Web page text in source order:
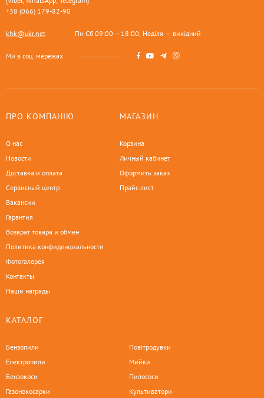
+38 (066) 179-82-90
khk@ukr.net Пн-Сб 09:00 —18:00, Неділя — вихідний
Ми в соц. мережах
ПРО КОМПАНІЮ
О нас
Новости
Доставка и оплата
Сервисный центр
Вакансии
Гарантия
Возврат товара и обмен
Политика конфиденциальности
Фотогалерея
Контакты
Наши награды
МАГАЗИН
Корзина
Личный кабинет
Оформить заказ
Прайс-лист
КАТАЛОГ
Бензопили
Електропили
Бензокоси
Газонокосарки
Повітродувки
Мийки
Пилососи
Культиватори